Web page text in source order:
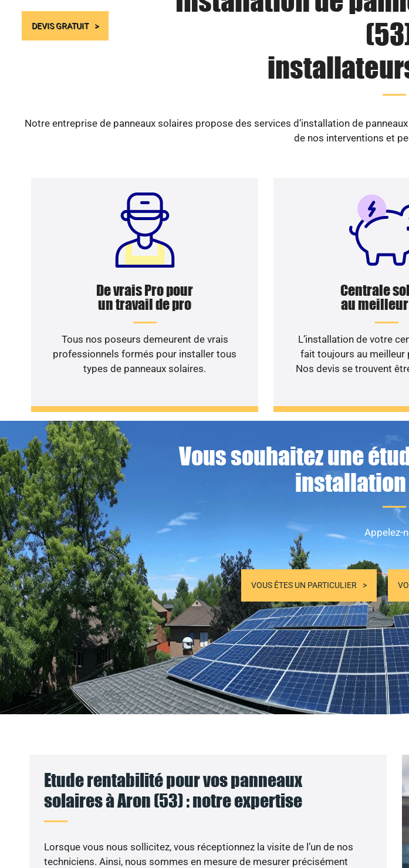
DEVIS GRATUIT
Notre entreprise de panneaux solaires propose des services d’installation de
de nos interventions et
De vrais Pro pour
un travail de pro
Tous nos poseurs demeurent de vrais
professionnels formés pour installer tous
types de panneaux solaires.
Centrale
au
L’installation de votre
fait toujours au meilleur
Nos devis se trouvent
Vous souhaitez une
Appelez-
VOUS ÊTES UN PARTICULIER
Etude rentabilité pour vos panneaux
solaires à Aron (53) : notre expertise
Lorsque vous nous sollicitez, vous réceptionnez la visite de l’un de nos
techniciens. Ainsi, nous sommes en mesure de mesurer précisément